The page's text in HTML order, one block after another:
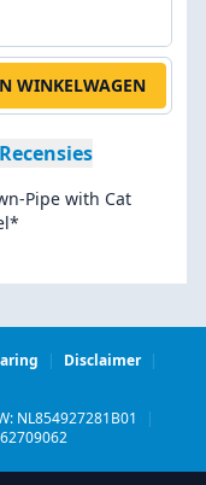
WINKELWAGEN
Recensies
Pipe with Cat
| Disclaimer |
NL854927281B01
|
62709062